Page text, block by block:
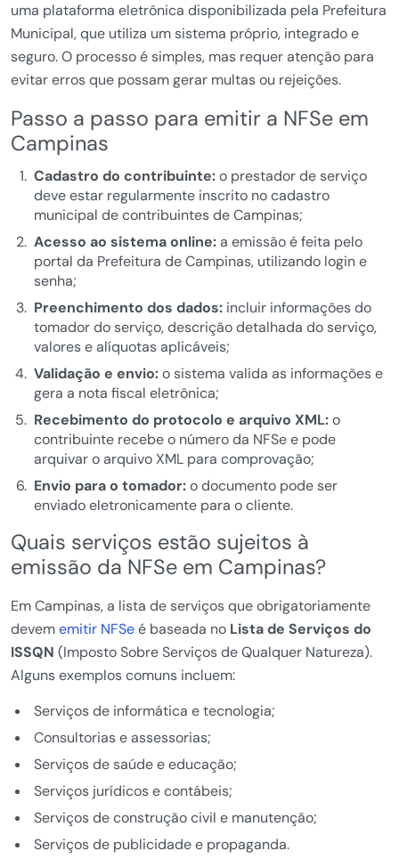
uma plataforma eletrônica disponibilizada pela Prefeitura
Municipal, que utiliza um sistema próprio, integrado e
seguro. O processo é simples, mas requer atenção para
evitar erros que possam gerar multas ou rejeições.
Passo a passo para emitir a NFSe em
Campinas
Cadastro do contribuinte:o prestador de serviço
deve estar regularmente inscrito no cadastro
municipal de contribuintes de Campinas;
Acesso ao sistema online:a emissão é feita pelo
portal da Prefeitura de Campinas, utilizando login e
senha;
Preenchimento dos dados:incluir informações do
tomador do serviço, descrição detalhada do serviço,
valores e alíquotas aplicáveis;
Validação e envio:o sistema valida as informações e
gera a nota fiscal eletrônica;
Recebimento do protocolo e arquivo XML:o
contribuinte recebe o número da NFSe e pode
arquivar o arquivo XML para comprovação;
Envio para o tomador:o documento pode ser
enviado eletronicamente para o cliente.
Quais serviços estão sujeitos à
emissão da NFSe em Campinas?
Em Campinas, a lista de serviços que obrigatoriamente
devememitir NFSeé baseada no Lista de Serviços do
ISSQN (Imposto Sobre Serviços de Qualquer Natureza).
Alguns exemplos comuns incluem:
Serviços de informática e tecnologia;
Consultorias e assessorias;
Serviços de saúde e educação;
Serviços jurídicos e contábeis;
Serviços de construção civil e manutenção;
Serviços de publicidade e propaganda.